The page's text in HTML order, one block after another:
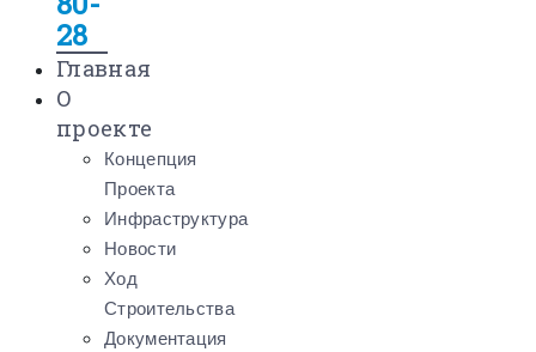
28
Главная
О
проекте
Концепция
Проекта
Инфраструктура
Новости
Ход
Строительства
Документация